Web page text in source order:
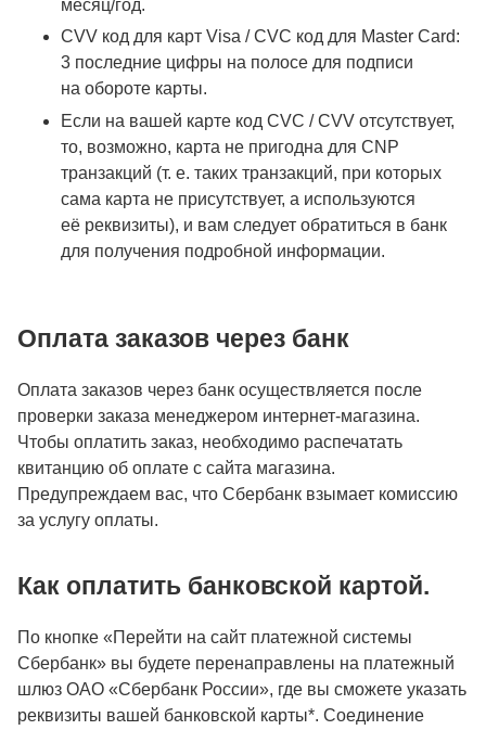
месяц/год.
CVV код для карт Visa / CVC код для Master Card:
3 последние цифры на полосе для подписи
на обороте карты.
Если на вашей карте код CVC / CVV отсутствует,
то, возможно, карта не пригодна для CNP
транзакций (т. е. таких транзакций, при которых
сама карта не присутствует, а используются
её реквизиты), и вам следует обратиться в банк
для получения подробной информации.
Оплата заказов через банк
Оплата заказов через банк осуществляется после
проверки заказа менеджером интернет-магазина.
Чтобы оплатить заказ, необходимо распечатать
квитанцию об оплате с сайта магазина.
Предупреждаем вас, что Сбербанк взымает комиссию
за услугу оплаты.
Как оплатить банковской картой.
По кнопке «Перейти на сайт платежной системы
Сбербанк» вы будете перенаправлены на платежный
шлюз ОАО «Сбербанк России», где вы сможете указать
реквизиты вашей банковской карты*. Соединение